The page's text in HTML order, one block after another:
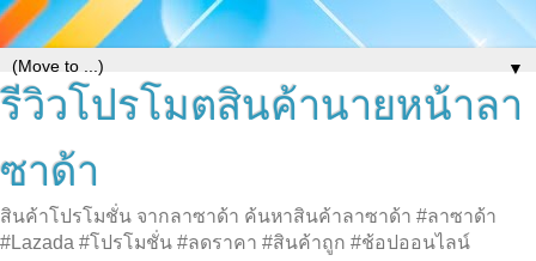
▼
รีวิวโปรโมตสินค้านายหน้าลา
ซาด้า
สินค้าโปรโมชั่น จากลาซาด้า ค้นหาสินค้าลาซาด้า #ลาซาด้า
#Lazada #โปรโมชั่น #ลดราคา #สินค้าถูก #ช้อปออนไลน์